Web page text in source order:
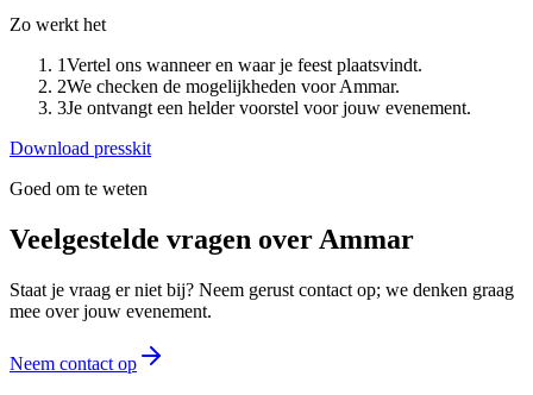
Zo werkt het
1Vertel ons wanneer en waar je feest plaatsvindt.
2We checken de mogelijkheden voor Ammar.
3Je ontvangt een helder voorstel voor jouw evenement.
Download presskit
Goed om te weten
Veelgestelde vragen over Ammar
Staat je vraag er niet bij? Neem gerust contact op; we denken graag
mee over jouw evenement.
Neem contact op